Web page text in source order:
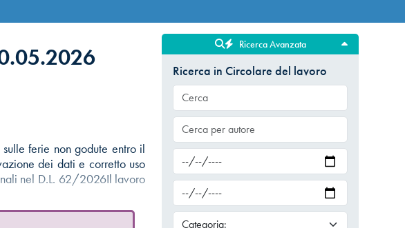
ferie non godute entro il
dei dati e corretto uso
nel D.L. 62/2026Il lavoro
Ricerca Avanzata
Ricerca in Circolare del lavoro